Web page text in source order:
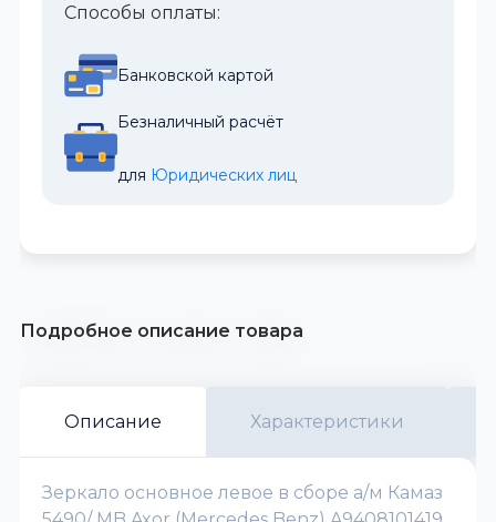
Способы оплаты:
Банковской картой
Безналичный расчёт
для Юридических лиц
Подробное описание товара
Описание Характеристики
Зеркало основное левое в сборе а/м Камаз